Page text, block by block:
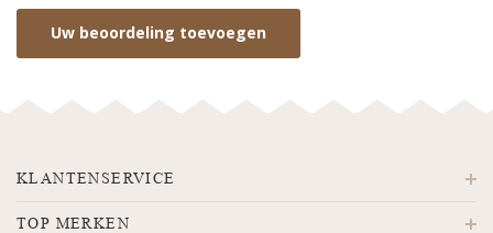
Uw beoordeling toevoegen
KLANTENSERVICE
TOP MERKEN